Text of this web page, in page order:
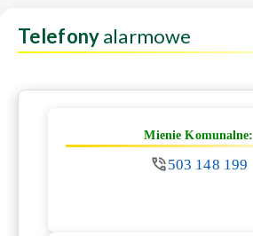
Telefonyalarmowe
Mienie Komunalne:
503 148 199